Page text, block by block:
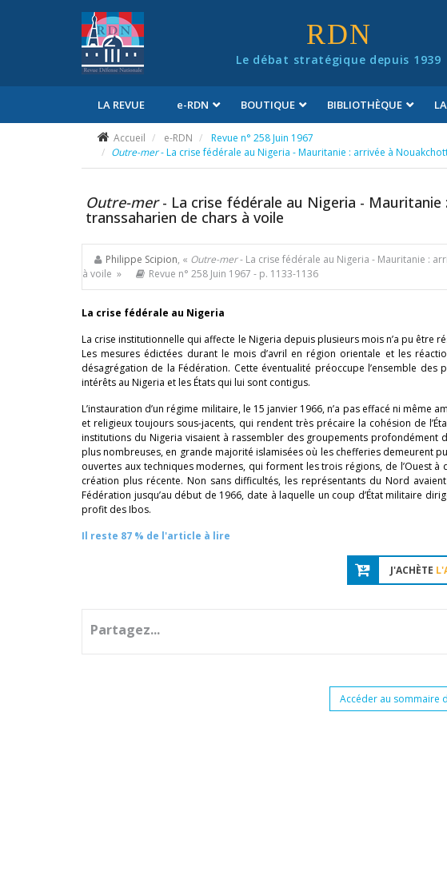
RDN
Le débat stratégique depuis 1939
LA REVUE e-RDN BOUTIQUE BIBLIOTHÈQUE
Accueil e-RDN
Revue n° 258 Juin 1967
Outre-mer- La crise fédérale au Nigeria - Mauritanie : arrivée à
Outre-mer- La crise fédérale au Nigeria -
transsaharien de chars à voile
Philippe Scipion, « Outre-mer- La crise fédérale au Nigeria - Mauritanie :
à voile »
Revue n° 258 Juin 1967 - p. 1133-1136
La crise fédérale au Nigeria
La crise institutionnelle qui affecte le Nigeria depuis plusieurs mois n’a pu
Les mesures édictées durant le mois d’avril en région orientale et les
désagrégation de la Fédération. Cette éventualité préoccupe l’ensemble
intérêts au Nigeria et les États qui lui sont contigus.
L’instauration d’un régime militaire, le 15 janvier 1966, n’a pas effacé ni
et religieux toujours sous-jacents, qui rendent très précaire la cohésion de
institutions du Nigeria visaient à rassembler des groupements profondément
plus nombreuses, en grande majorité islamisées où les chefferies demeurent
ouvertes aux techniques modernes, qui forment les trois régions, de l’Ouest
création plus récente. Non sans difficultés, les représentants du Nord
Fédération jusqu’au début de 1966, date à laquelle un coup d’État militaire
profit des Ibos.
Il reste 87 % de l'article à lire
J'ACHÈTE
Partagez...
Accéder au sommaire